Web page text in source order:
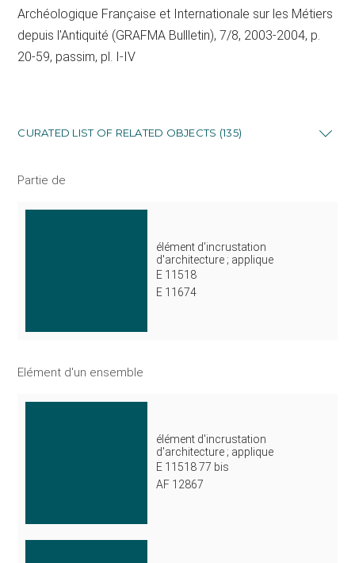
Archéologique Française et Internationale sur les Métiers
depuis l'Antiquité (GRAFMA Bullletin), 7/8, 2003-2004, p.
20-59, passim, pl. I-IV
CURATED LIST OF RELATED OBJECTS (135)
Partie de
élément d'incrustation
d'architecture ; applique
E 11518
E 11674
Elément d'un ensemble
élément d'incrustation
d'architecture ; applique
E 11518 77 bis
AF 12867